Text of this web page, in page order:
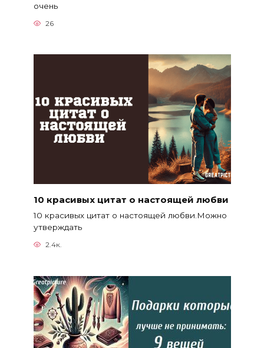
очень
26
10 красивых цитат о настоящей любви
10 красивых цитат о настоящей любви.Можно
утверждать
2.4к.